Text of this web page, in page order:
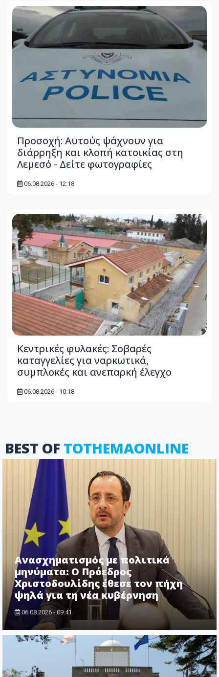
Προσοχή: Αυτούς ψάχνουν για
διάρρηξη και κλοπή κατοικίας στη
Λεμεσό - Δείτε φωτογραφίες
06.08.2026 - 12:18
Κεντρικές φυλακές: Σοβαρές
καταγγελίες για ναρκωτικά,
συμπλοκές και ανεπαρκή έλεγχο
06.08.2026 - 10:18
BEST OF TOTHEMAONLINE
Ανασχηματισμός με πολιτικά
μηνύματα: Ο Πρόεδρος
Χριστοδουλίδης έθεσε τον πήχη
ψηλά για τη νέα κυβέρνηση
06.08.2026 - 09:41